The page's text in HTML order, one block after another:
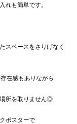
れも簡単です。
スペースをさりげなく
在感もありながら
所を取りません◎
ポスターで